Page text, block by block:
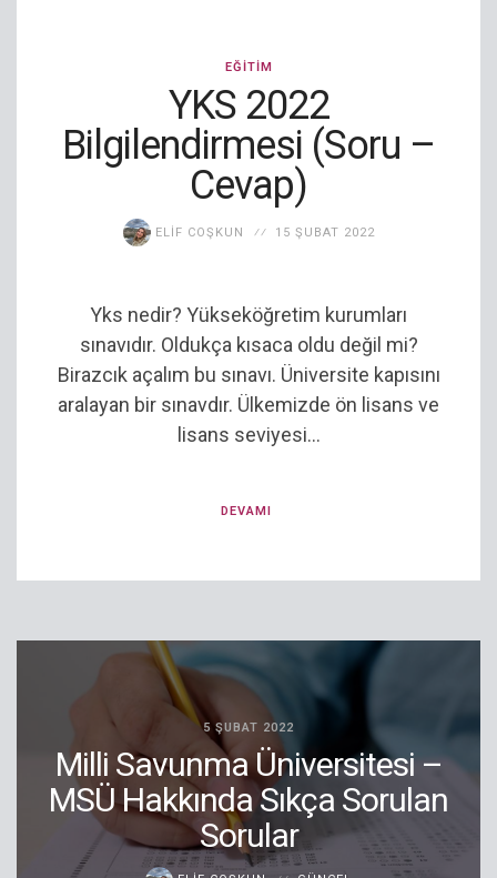
EĞITIM
YKS 2022
Bilgilendirmesi (Soru –
Cevap)
ELIF COŞKUN 15 ŞUBAT 2022
Yks nedir? Yükseköğretim kurumları
sınavıdır. Oldukça kısaca oldu değil mi?
Birazcık açalım bu sınavı. Üniversite kapısını
aralayan bir sınavdır. Ülkemizde ön lisans ve
lisans seviyesi...
DEVAMI
5 ŞUBAT 2022
Milli Savunma Üniversitesi –
MSÜ Hakkında Sıkça Sorulan
Sorular